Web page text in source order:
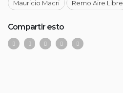
Mauricio Macri Remo Aire Libre
Compartir esto